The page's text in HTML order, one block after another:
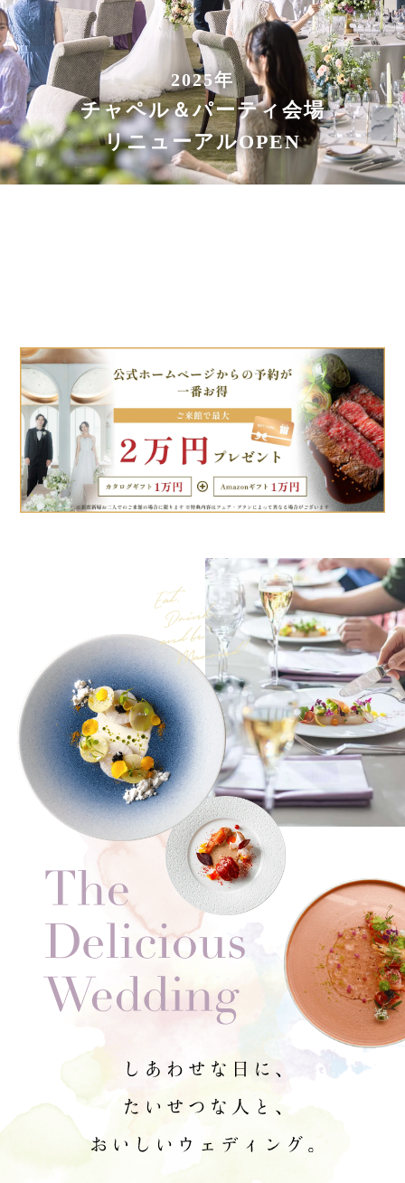
2025年
チャペル＆パーティ会場
リニューアルOPEN